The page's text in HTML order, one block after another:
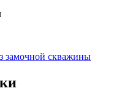
замочной скважины